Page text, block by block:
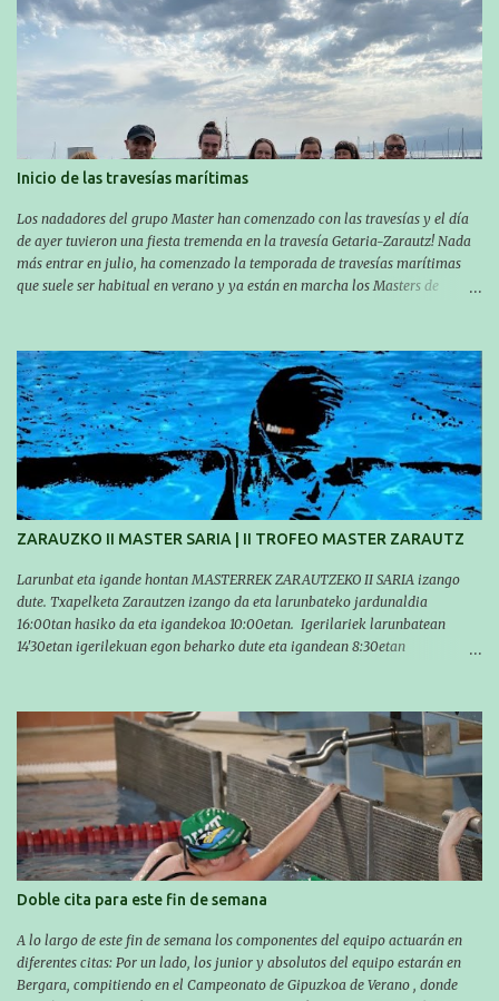
Inicio de las travesías marítimas
Los nadadores del grupo Master han comenzado con las travesías y el día
de ayer tuvieron una fiesta tremenda en la travesía Getaria-Zarautz! Nada
más entrar en julio, ha comenzado la temporada de travesías marítimas
que suele ser habitual en verano y ya están en marcha los Masters de
próxima cita. Para empezar, el 13 de julio, Manu Santos participó en la
XXXVIII. Travesía a nado de Ondarroa y recorrió una distancia de 1600
metros en 28 minutos y 30 segundos. Al día siguiente, Manu Santos y su
compañero Asier Gorostegi participaron en la V. San Antón Bira. En esta
travesía se realiza un recorrido desde la playa de Gaztetape hasta la playa
de Malkorbe, pero debido al estado del mar de aquel día, la organización
decidió hacerlo en el interior de la bahía de la playa de Malkorbe. Así,
Asier completó el recorrido en 29 minutos y 30 segundos, c...
ZARAUZKO II MASTER SARIA | II TROFEO MASTER ZARAUTZ
Larunbat eta igande hontan MASTERREK ZARAUTZEKO II SARIA izango
dute. Txapelketa Zarautzen izango da eta larunbateko jardunaldia
16:00tan hasiko da eta igandekoa 10:00etan. Igerilariek larunbatean
14'30etan igerilekuan egon beharko dute eta igandean 8:30etan
domingo los MASTERS tendrán el II TROFEO MASTER DE ZARAUTZ. La
competición se celebrará en Zarautz a las 16:00 la jornada del sabado y a
las 10:00 la del domingo. Los/las nadadores/as tendrán que estar en la
piscina a las 14:30 el sabado y a las 8:30 el domingo (polideportivo
Aritzbatalde). SERIES
Doble cita para este fin de semana
A lo largo de este fin de semana los componentes del equipo actuarán en
diferentes citas: Por un lado, los junior y absolutos del equipo estarán en
Bergara, compitiendo en el Campeonato de Gipuzkoa de Verano , donde